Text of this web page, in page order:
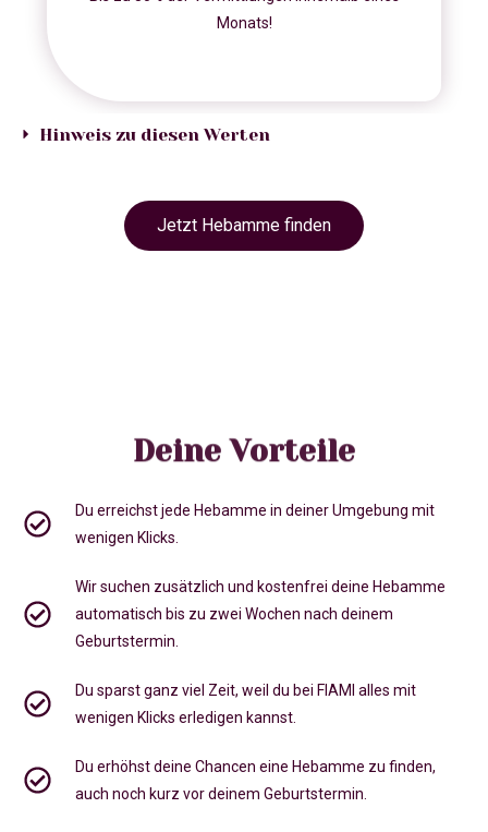
Monats!
Hinweis zu diesen Werten
Jetzt Hebamme finden
Deine Vorteile
Du erreichst jede Hebamme in deiner Umgebung mit
wenigen Klicks.
Wir suchen zusätzlich und kostenfrei deine Hebamme
automatisch bis zu zwei Wochen nach deinem
Geburtstermin.
Du sparst ganz viel Zeit, weil du bei FIAMI alles mit
wenigen Klicks erledigen kannst.
Du erhöhst deine Chancen eine Hebamme zu finden,
auch noch kurz vor deinem Geburtstermin